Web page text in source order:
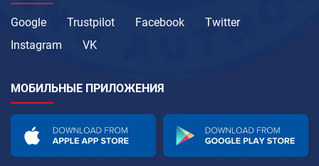
Google Trustpilot Facebook
Twitter
Instagram
VK
МОБИЛЬНЫЕ ПРИЛОЖЕНИЯ